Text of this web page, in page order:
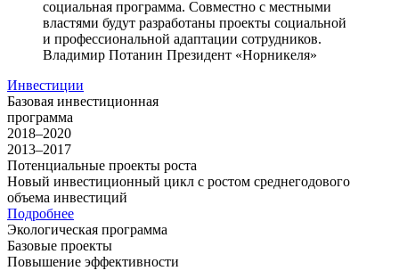
социальная программа. Совместно с местными
властями будут разработаны проекты социальной
и профессиональной адаптации сотрудников.
Владимир Потанин Президент «Норникеля»
Инвестиции
Базовая инвестиционная
программа
2018–2020
2013–2017
Потенциальные проекты роста
Новый инвестиционный цикл с ростом среднегодового
объема инвестиций
Подробнее
Экологическая программа
Базовые проекты
Повышение эффективности